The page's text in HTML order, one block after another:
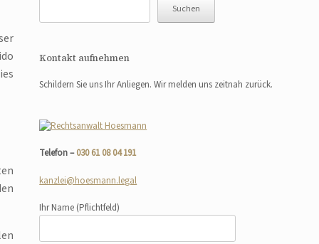
Suchen
Kontakt aufnehmen
Schildern Sie uns Ihr Anliegen. Wir melden uns zeitnah zurück.
Telefon –030 61 08 04 191
kanzlei@hoesmann.legal
Ihr Name (Pflichtfeld)